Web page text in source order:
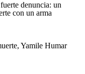
denuncia: un
con un arma
Yamile Humar